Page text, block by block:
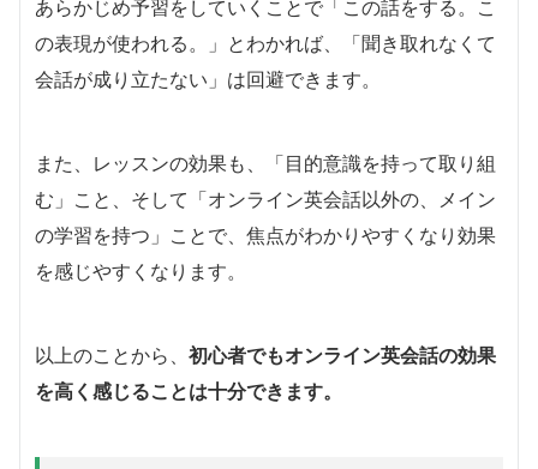
あらかじめ予習をしていくことで「この話をする。こ
の表現が使われる。」とわかれば、「聞き取れなくて
会話が成り立たない」は回避できます。
また、レッスンの効果も、「目的意識を持って取り組
む」こと、そして「オンライン英会話以外の、メイン
の学習を持つ」ことで、焦点がわかりやすくなり効果
を感じやすくなります。
以上のことから、 初心者でもオンライン英会話の効果
を高く感じることは十分できます。